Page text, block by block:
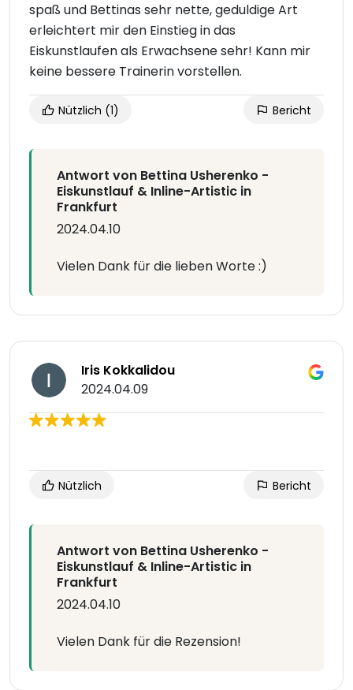
spaß und Bettinas sehr nette, geduldige Art
erleichtert mir den Einstieg in das
Eiskunstlaufen als Erwachsene sehr! Kann mir
keine bessere Trainerin vorstellen.
Nützlich (1) Bericht
Antwort von Bettina Usherenko -
Eiskunstlauf & Inline-Artistic in
Frankfurt
2024.04.10
Vielen Dank für die lieben Worte :)
Iris Kokkalidou
2024.04.09
Nützlich Bericht
Antwort von Bettina Usherenko -
Eiskunstlauf & Inline-Artistic in
Frankfurt
2024.04.10
Vielen Dank für die Rezension!